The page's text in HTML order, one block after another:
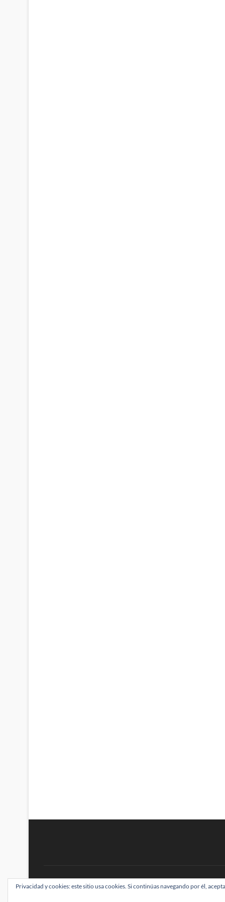
BRAINSTOMPING| Diseñado por:Theme Freesia|WordPress| ©
Privacidad y cookies: este sitio usa cookies. Si continúas navegando por él,